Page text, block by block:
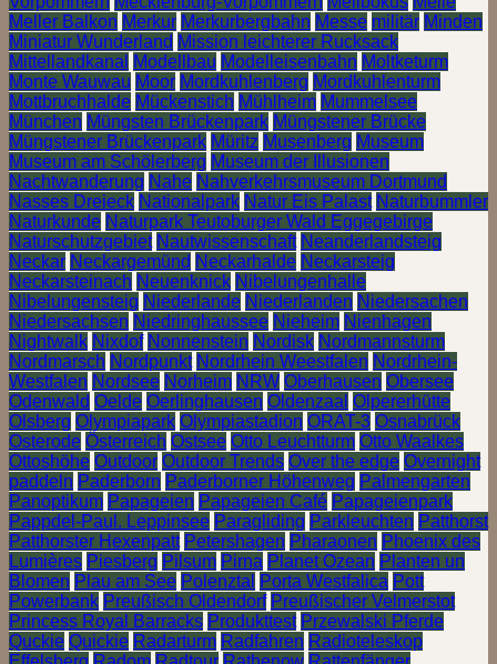
Meller Balkon Merkur Merkurbergbahn Messe militär Minden
Miniatur Wunderland Mission leichterer Rucksack
Mittellandkanal
Modellbau Modelleisenbahn Moltketurm
Monte Wauwau Moor Mordkuhlenberg Mordkuhlenturm
Mottbruchhalde Mückenstich Mühlheim Mummelsee
München Müngsten Brückenpark Müngstener Brücke
Müngstener Brückenpark Müritz Musenberg Museum
Museum am Schölerberg Museum der Illusionen
Nachtwanderung Nahe Nahverkehrsmuseum Dortmund
Nasses Dreieck Nationalpark Natur Eis Palast Naturbummler
Naturkunde Naturpark Teutoburger Wald Eggegebirge
Naturschutzgebiet Nautwissenschaft Neanderlandsteig
Neckar Neckargemünd Neckarhalde Neckarsteig
Neckarsteinach Neuenknick Nibelungenhalle
Nibelungensteig Niederlande Niederlanden Niedersachen
Niedersachsen Niedringhaussee Nieheim Nienhagen
Nightwalk Nixdof Nonnenstein Nordisk Nordmannsturm
Nordmarsch Nordpunkt Nordrhein Weestfalen Nordrhein-
Westfalen Nordsee Norheim NRW Oberhausen Obersee
Odenwald Oelde Oerlinghausen Oldenzaal Olpererhütte
Olsberg Olympiapark Olympiastadion ORAT-3 Osnabrück
Osterode Österreich Ostsee Otto Leuchtturm Otto Waalkes
Ottoshöhe Outdoor Outdoor Trends Over the edge Overnight
paddeln Paderborn Paderborner Höhenweg Palmengarten
Panoptikum Papageien Papageien Café Papageienpark
Pappdel-Paul. Leppinsee Paragliding Parkleuchten Patthorst
Patthorster Hexenpatt Petershagen Pharaonen Phoenix des
Lumières Piesberg Pilsum Pirna Planet Ozean Planten un
Blomen Plau am See Polenztal Porta Westfalica Pott
Powerbank Preußisch Oldendorf Preußischer Velmerstot
Princess Royal Barracks Produkttest Przewalski Pferde
Quckie Quickie Radarturm Radfahren Radioteleskop